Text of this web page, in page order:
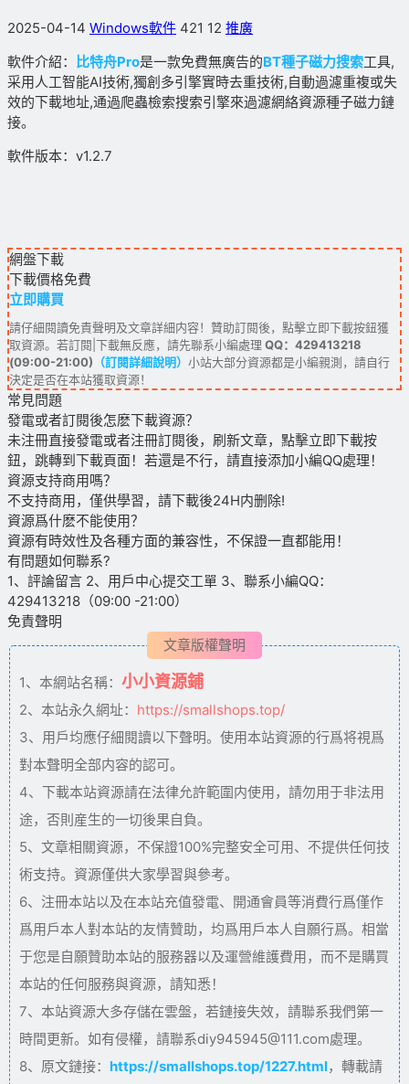
2025-04-14 Windows軟件 421 12 推廣
軟件介紹： 比特舟Pro是一款免費無廣告的BT種子磁力搜索工具,
采用人工智能AI技術,獨創多引擎實時去重技術,自動過濾重複或失
效的下載地址,通過爬蟲檢索搜索引擎來過濾網絡資源種子磁力鏈
接。
軟件版本：v1.2.7
網盤下載
下載價格免費
立即購買
請仔細閱讀免責聲明及文章詳細内容！贊助訂閱後，點擊立即下載按鈕獲
取資源。若訂閱|下載無反應，請先聯系小編處理 QQ：429413218
(09:00-21:00) （訂閱詳細說明） 小站大部分資源都是小編親測，請自行
決定是否在本站獲取資源！
常見問題
發電或者訂閱後怎麽下載資源？
未注冊直接發電或者注冊訂閱後，刷新文章，點擊立即下載按
鈕，跳轉到下載頁面！若還是不行，請直接添加小編QQ處理！
資源支持商用嗎？
不支持商用，僅供學習，請下載後24H内删除!
資源爲什麽不能使用？
資源有時效性及各種方面的兼容性，不保證一直都能用！
有問題如何聯系?
1、評論留言 2、用戶中心提交工單 3、聯系小編QQ：
429413218（09:00 -21:00）
免責聲明
文章版權聲明
1、本網站名稱： 小小資源鋪
2、本站永久網址： https://smallshops.top/
3、用戶均應仔細閱讀以下聲明。使用本站資源的行爲将視爲
對本聲明全部内容的認可。
4、下載本站資源請在法律允許範圍内使用，請勿用于非法用
途，否則産生的一切後果自負。
5、文章相關資源，不保證100%完整安全可用、不提供任何技
術支持。資源僅供大家學習與參考。
6、注冊本站以及在本站充值發電、開通會員等消費行爲僅作
爲用戶本人對本站的友情贊助，均爲用戶本人自願行爲。相當
于您是自願贊助本站的服務器以及運營維護費用，而不是購買
本站的任何服務與資源，請知悉！
7、本站資源大多存儲在雲盤，若鏈接失效，請聯系我們第一
時間更新。如有侵權，請聯系diy945945@111.com處理。
8、原文鏈接： https://smallshops.top/1227.html，轉載請